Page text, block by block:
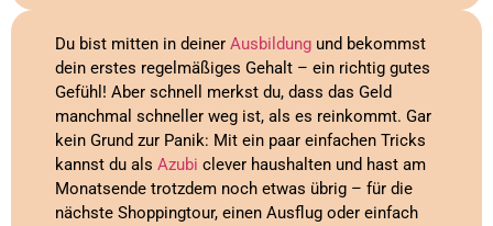
Du bist mitten in deiner Ausbildung und bekommst
dein erstes regelmäßiges Gehalt – ein richtig gutes
Gefühl! Aber schnell merkst du, dass das Geld
manchmal schneller weg ist, als es reinkommt. Gar
kein Grund zur Panik: Mit ein paar einfachen Tricks
kannst du als Azubi clever haushalten und hast am
Monatsende trotzdem noch etwas übrig – für die
nächste Shoppingtour, einen Ausflug oder einfach